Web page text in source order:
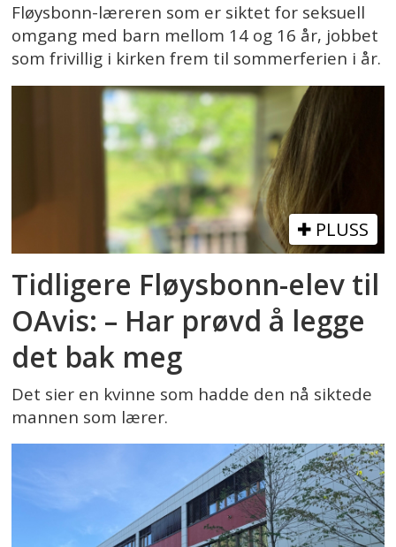
Fløysbonn-læreren som er siktet for seksuell
omgang med barn mellom 14 og 16 år, jobbet
som frivillig i kirken frem til sommerferien i år.
PLUSS
Tidligere Fløysbonn-elev til
OAvis: – Har prøvd å legge
det bak meg
Det sier en kvinne som hadde den nå siktede
mannen som lærer.